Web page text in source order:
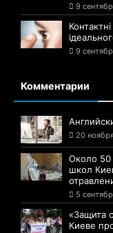
9
9
Комментарии
20
Около 50
школ
5
«Защита
Киеве